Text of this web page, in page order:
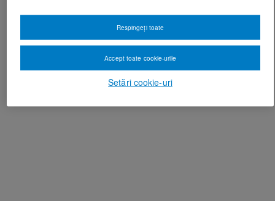
Setări cookie-uri
Respingeți toate
Accept toate cookie-urile